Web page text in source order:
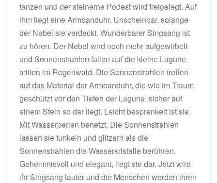
tanzen und der steinerne Podest wird freigelegt. Auf
ihm liegt eine Armbanduhr. Unscheinbar, solange
der Nebel sie verdeckt. Wunderbarer Singsang ist
zu hören. Der Nebel wird noch mehr aufgewirbelt
und Sonnenstrahlen fallen auf die kleine Lagune
mitten im Regenwald. Die Sonnenstrahlen treffen
auf das Material der Armbanduhr, die wie im Traum,
geschützt vor den Tiefen der Lagune, sicher auf
einem Stein so dar liegt. Leicht besprenkelt ist sie.
Mit Wasserperlen benetzt. Die Sonnenstrahlen
lassen sie funkeln und glitzern als die
Sonnenstrahlen die Wasserkristalle berühren.
Geheimnisvoll und elegant, liegt sie dar. Jetzt wird
ihr Singsang lauter und die Menschen werden ihren